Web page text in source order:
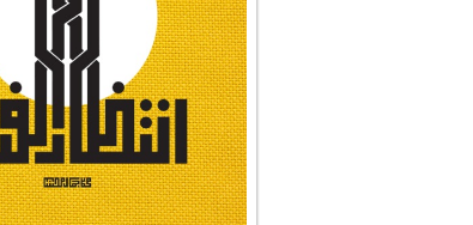
#شجرة_النبوة
#وأنا_على_دين_محم...
#بأمانة_موسى_بن_ج...